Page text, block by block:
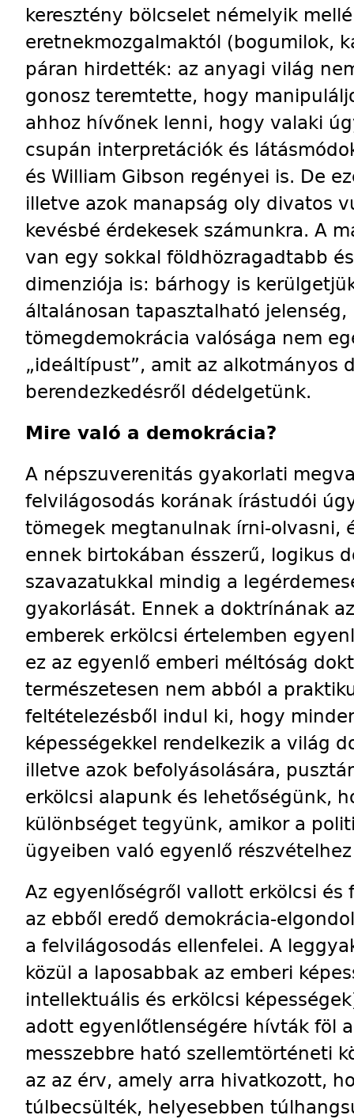
keresztény bölcselet némelyik
eretnekmozgalmaktól (bogumilok,
páran hirdették: az anyagi világ
gonosz teremtette, hogy
ahhoz hívőnek lenni, hogy valaki
csupán interpretációk és
és William Gibson regényei is. De
illetve azok manapság oly divatos
kevésbé érdekesek számunkra. A
van egy sokkal földhözragadtabb
dimenziója is: bárhogy is
általánosan tapasztalható
tömegdemokrácia valósága nem
„ideáltípust”, amit az alkotmányos
berendezkedésről dédelgetünk.
Mire való a demokrácia?
A népszuverenitás gyakorlati
felvilágosodás korának írástudói
tömegek megtanulnak írni-olvasni,
ennek birtokában ésszerű, logikus
szavazatukkal mindig a
gyakorlását. Ennek a doktrínának
emberek erkölcsi értelemben
ez az egyenlő emberi méltóság
természetesen nem abból a
feltételezésből indul ki, hogy
képességekkel rendelkezik a világ
illetve azok befolyásolására,
erkölcsi alapunk és lehetőségünk,
különbséget tegyünk, amikor a
ügyeiben való egyenlő
Az egyenlőségről vallott erkölcsi
az ebből eredő demokrácia-
a felvilágosodás ellenfelei. A
közül a laposabbak az emberi
intellektuális és erkölcsi
adott egyenlőtlenségére hívták föl
messzebbre ható szellemtörténeti
az az érv, amely arra hivatkozott,
túlbecsülték, helyesebben